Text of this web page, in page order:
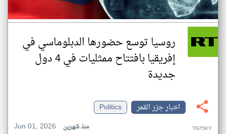
روسيا توسع حضورها الدبلوماسي في
إفريقيا بافتتاح ممثليات في 4 دول
جديدة
اخبار جزر القمر
Politics
Jun 01, 2026
منذ شهرين TN75KY